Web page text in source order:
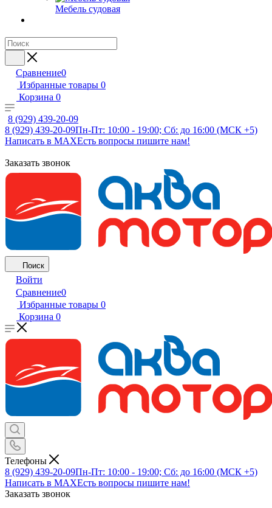
Мебель судовая
Сравнение0
Избранные товары 0
Корзина 0
8 (929) 439-20-09
8 (929) 439-20-09Пн-Пт: 10:00 - 19:00; Сб: до 16:00 (МСК +5)
Написать в MAXЕсть вопросы пишите нам!
Заказать звонок
Поиск
Войти
Сравнение0
Избранные товары 0
Корзина 0
Телефоны
8 (929) 439-20-09Пн-Пт: 10:00 - 19:00; Сб: до 16:00 (МСК +5)
Написать в MAXЕсть вопросы пишите нам!
Заказать звонок